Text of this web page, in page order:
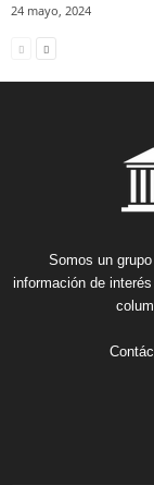
24 mayo, 2024
Somos un
información de